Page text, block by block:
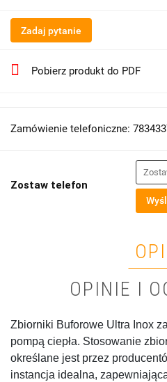
Zadaj pytanie
Pobierz produkt do PDF
Zamówienie telefoniczne:
Zostaw telefon
OPINIE I
Zbiorniki Buforowe Ultra Inox
pompą ciepła. Stosowanie
określane jest przez
instancja idealna,